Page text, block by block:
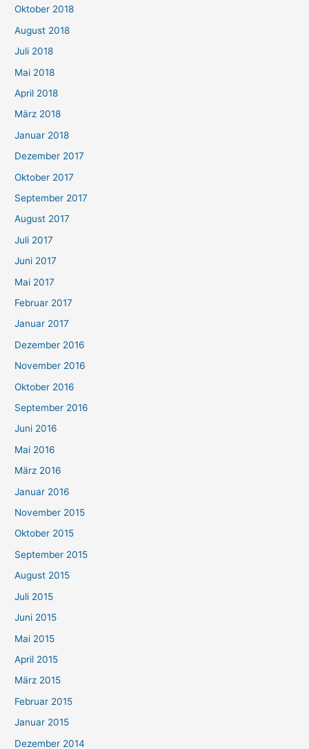
Oktober 2018
August 2018
Juli 2018
Mai 2018
April 2018
März 2018
Januar 2018
Dezember 2017
Oktober 2017
September 2017
August 2017
Juli 2017
Juni 2017
Mai 2017
Februar 2017
Januar 2017
Dezember 2016
November 2016
Oktober 2016
September 2016
Juni 2016
Mai 2016
März 2016
Januar 2016
November 2015
Oktober 2015
September 2015
August 2015
Juli 2015
Juni 2015
Mai 2015
April 2015
März 2015
Februar 2015
Januar 2015
Dezember 2014